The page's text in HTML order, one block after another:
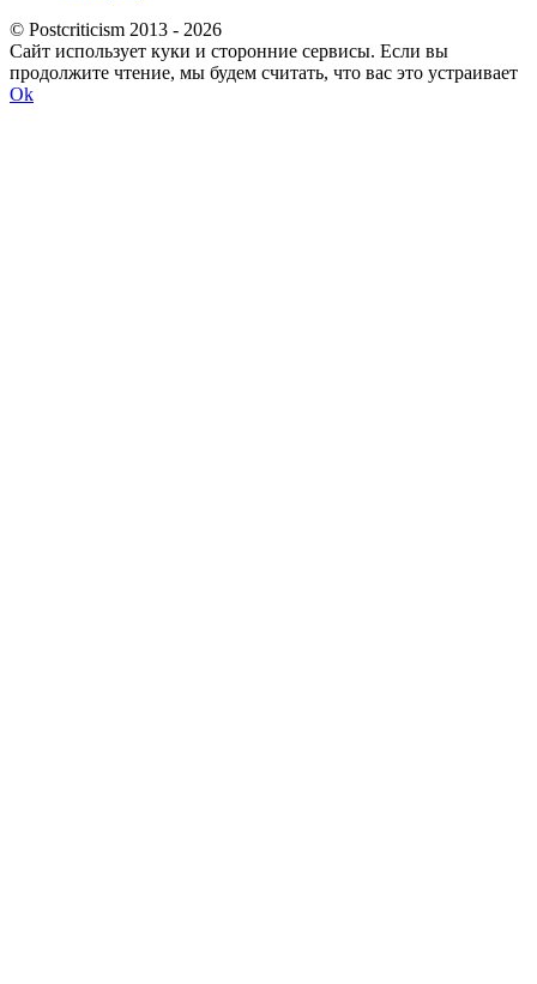
© Postcriticism 2013 - 2026
Сайт использует куки и сторонние сервисы. Если вы
продолжите чтение, мы будем считать, что вас это устраивает
Ok